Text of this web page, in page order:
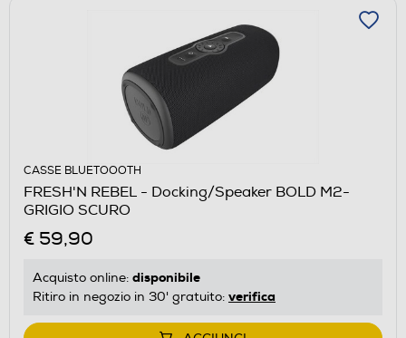
CASSE BLUETOOOTH
FRESH'N REBEL - Docking/Speaker BOLD M2-
GRIGIO SCURO
€ 59,90
Acquisto online: disponibile
Ritiro in negozio in 30' gratuito: verifica